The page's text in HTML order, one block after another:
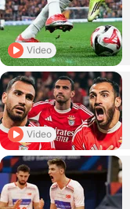
Video
Video